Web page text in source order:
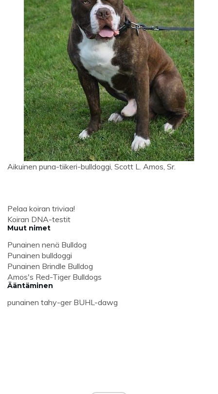
Aikuinen puna-tiikeri-bulldoggi, Scott L. Amos, Sr.
Pelaa koiran triviaa!
Koiran DNA-testit
Muut nimet
Punainen nenä Bulldog
Punainen bulldoggi
Punainen Brindle Bulldog
Amos's Red-Tiger Bulldogs
Ääntäminen
punainen tahy-ger BUHL-dawg